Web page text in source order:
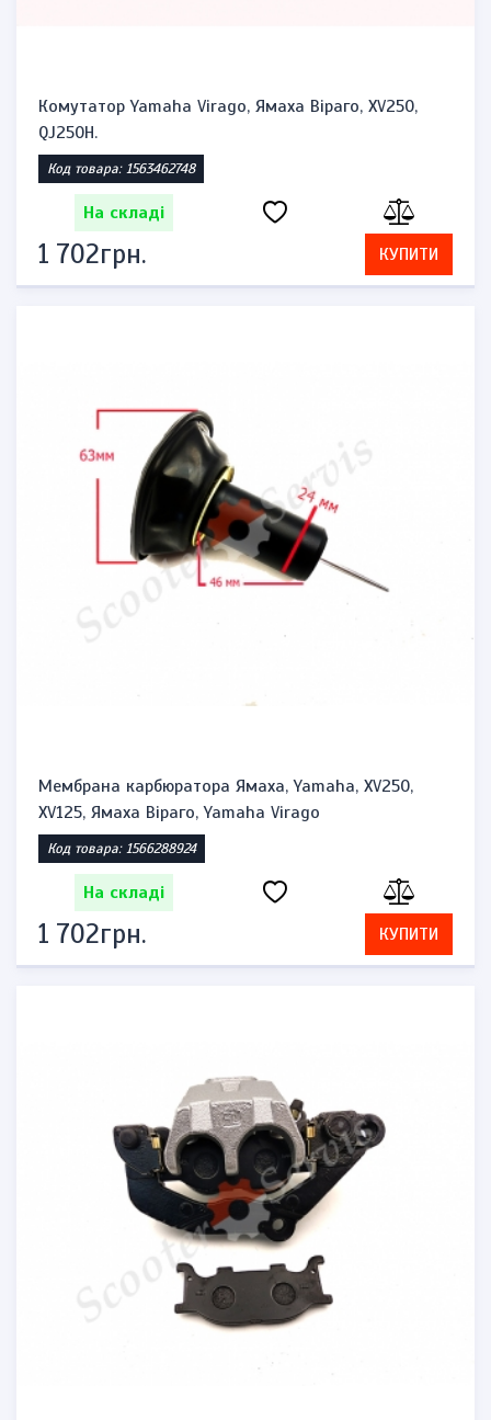
Комутатор Yamaha Virago, Ямаха Віраго, XV250,
QJ250H.
Код товара: 1563462748
На складі
1 702грн. КУПИТИ
Мембрана карбюратора Ямаха, Yamaha, XV250,
XV125, Ямаха Віраго, Yamaha Virago
Код товара: 1566288924
На складі
1 702грн. КУПИТИ